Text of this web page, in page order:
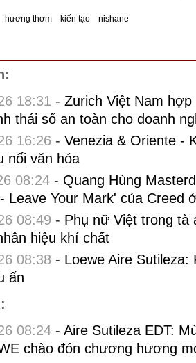
hương thơm kiến tạo nishane
18:31 - Zurich Việt Nam
thái số an toàn cho doanh
16:26 - Venezia & Oriente -
nối văn hóa
08:24- Quang Hùng
Leave Your Mark' của Creed
08:49 - Phụ nữ Việt trong tà
hiệu khí chất
08:38 - Loewe Aire
ấn
08:24- Aire Sutileza EDT:
chào đón chương hương